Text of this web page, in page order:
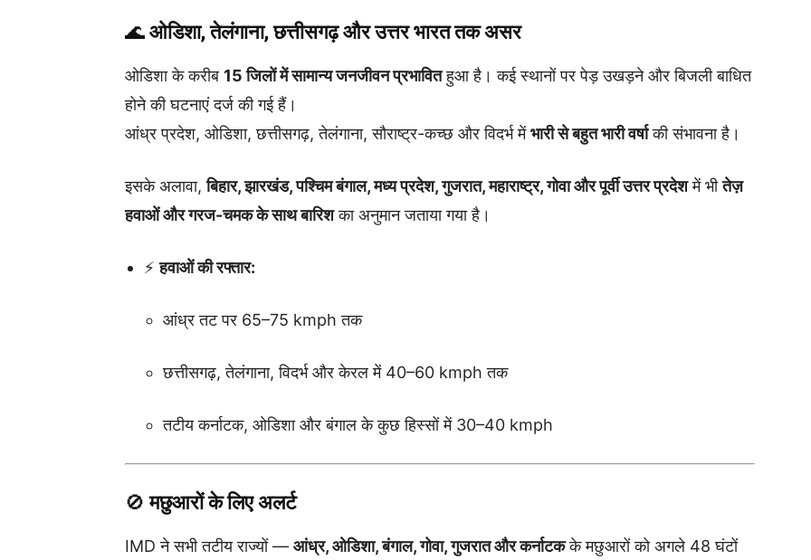
🌊 ओडिशा, तेलंगाना, छत्तीसगढ़ और उत्तर भारत तक असर
ओडिशा के करीब 15 जिलों में सामान्य जनजीवन प्रभावितहुआ है। कई स्थानों पर पेड़ उखड़ने और बिजली बाधित
होने की घटनाएं दर्ज की गई हैं।
आंध्र प्रदेश, ओडिशा, छत्तीसगढ़, तेलंगाना, सौराष्ट्र-कच्छ और विदर्भ मेंभारी से बहुत भारी वर्षाकी संभावना है।
इसके अलावा,बिहार, झारखंड, पश्चिम बंगाल, मध्य प्रदेश, गुजरात, महाराष्ट्र, गोवा और पूर्वी उत्तर प्रदेशमें भीतेज़
हवाओं और गरज-चमक के साथ बारिशका अनुमान जताया गया है।
⚡हवाओं की रफ्तार:
आंध्र तट पर 65–75 kmph तक
छत्तीसगढ़, तेलंगाना, विदर्भ और केरल में 40–60 kmph तक
तटीय कर्नाटक, ओडिशा और बंगाल के कुछ हिस्सों में 30–40 kmph
🚫मछुआरों के लिए अलर्ट
IMD ने सभी तटीय राज्यों — आंध्र, ओडिशा, बंगाल, गोवा, गुजरात और कर्नाटकके मछुआरों को अगले 48 घंटों